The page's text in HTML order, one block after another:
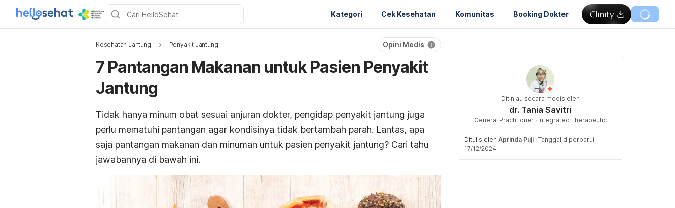
Kategori Cek Kesehatan Komunitas Booking Dokter
Kesehatan Jantung Penyakit Jantung Opini Medis
7 Pantangan Makanan untuk Pasien Penyakit
Jantung
Tidak hanya minum obat sesuai anjuran dokter, pengidap penyakit jantung juga
perlu mematuhi pantangan agar kondisinya tidak bertambah parah. Lantas, apa
saja pantangan makanan dan minuman untuk pasien penyakit jantung? Cari tahu
jawabannya di bawah ini.
Ditinjau secara medis oleh
dr. Tania Savitri
General Practitioner · Integrated Therapeutic
Ditulis oleh Aprinda Puji · Tanggal diperbarui
17/12/2024